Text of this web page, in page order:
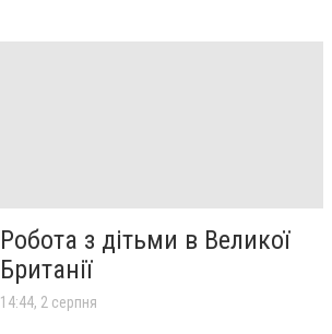
Робота з дітьми в Великої
Британії
14:44, 2 серпня